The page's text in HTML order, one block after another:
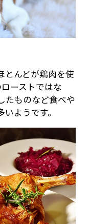
とんどが鶏肉を使
ーストではな
たものなど食べや
ようです。